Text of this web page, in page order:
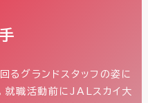
るグランドスタッフの姿に
就職活動前にJALスカイ大